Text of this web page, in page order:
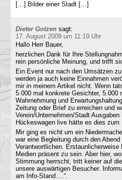
[…] Bilder einer Stadt […]
Dieter Gotzen sagt:
17. August 2009 um 11:19 Uhr
Hallo Herr Bauer,
herzlichen Dank für Ihre
rein persönliche Meinung, und trifft
Ein Event nur nach den Umsätzen
werden ja auch keine Einnahmen
mir in meinem Artikel nicht. Wenn
5.000 mal konkrete Gesichter, 5.000
Wahrnehmung und
Zeitung oder Brief zu erreichen und
Verein/Unternehmen/Stadt
Hückeswagen live hätte es dies zum
Mir ging es nicht um ein
war eine Begleitung durch den
Verantwortlichen.
Medien präsent zu sein. Aber hier,
Stimmung herrscht, tritt keiner auf
unsere auswärtigen Besucher.
am Info-Stand….“.